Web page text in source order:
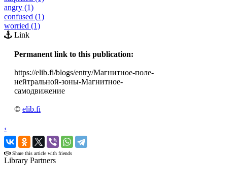
angry (1)
confused (1)
worried (1)
Link
Permanent link to this publication:
https://elib.fi/blogs/entry/Магнитное-поле-
нейтральной-зоны-Магнитное-
самодвижение
© elib.fi
‹
›
Share this article with friends
Library Partners